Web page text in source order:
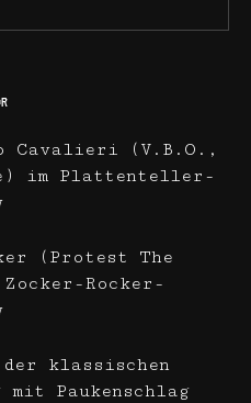
Cavalieri (V.B.O.,
im Plattenteller-
(Protest The
Rocker-
der klassischen
mit Paukenschlag